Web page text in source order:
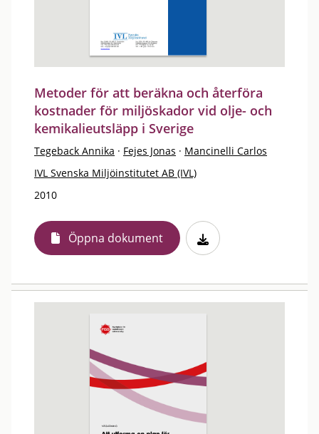
Metoder för att beräkna och återföra
kostnader för miljöskador vid olje- och
kemikalieutsläpp i Sverige
Tegeback Annika · Fejes Jonas · Mancinelli Carlos
IVL Svenska Miljöinstitutet AB (IVL)
2010
Öppna dokument